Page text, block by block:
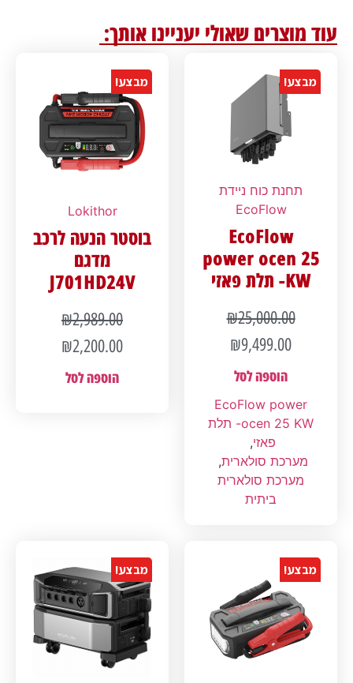
עוד מוצרים שאולי יעניינו אותך:
מבצע!
תחנת כוח ניידת
EcoFlow
EcoFlow
power ocen 25
KW- תלת פאזי
₪25,000.00
₪9,499.00
הוספה לסל
EcoFlow power
ocen 25 KW- תלת
פאזי,
מערכת סולארית,
מערכת סולארית
ביתית
מבצע!
Lokithor
בוסטר הנעה לרכב
מדגם
J701HD24V
₪2,989.00
₪2,200.00
הוספה לסל
מבצע! מבצע!